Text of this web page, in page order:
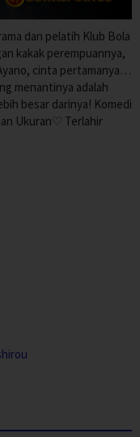
dan pelatih Klub Bola
kakak perempuannya,
cinta pertamanya…
menantinya adalah
besar darinya! Komedi
Ukuran♡ Terlahir